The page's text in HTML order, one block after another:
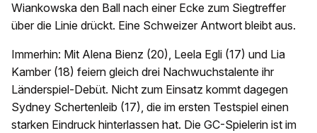
Wiankowska den Ball nach einer Ecke zum Siegtreffer
über die Linie drückt. Eine Schweizer Antwort bleibt aus.
Immerhin: Mit Alena Bienz (20), Leela Egli (17) und Lia
Kamber (18) feiern gleich drei Nachwuchstalente ihr
Länderspiel-Debüt. Nicht zum Einsatz kommt dagegen
Sydney Schertenleib (17), die im ersten Testspiel einen
starken Eindruck hinterlassen hat. Die GC-Spielerin ist im